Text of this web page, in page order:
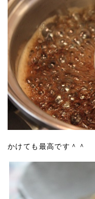
かけても最高です＾＾